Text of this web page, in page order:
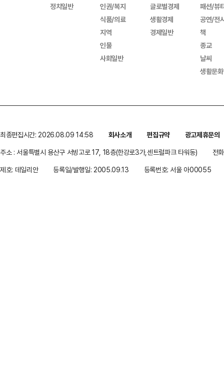
정치일반
인권/복지
식품/의료
지역
인물
사회일반
글로벌경제
생활경제
경제일반
패션/뷰
공연/전
책
종교
날씨
생활문
최종편집시간: 2026.08.09 14:58 회사소개 편집규약
광고제휴문의
주소 : 서울특별시 용산구 서빙고로 17, 18층(한강로3가,센트럴파크 타워동)
전
제호: 데일리안
등록일/발행일: 2005.09.13 등록번호: 서울 아00055